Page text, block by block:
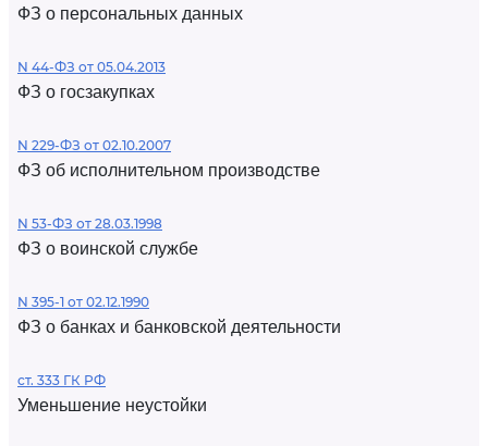
ФЗ о персональных данных
N 44-ФЗ от 05.04.2013
ФЗ о госзакупках
N 229-ФЗ от 02.10.2007
ФЗ об исполнительном производстве
N 53-ФЗ от 28.03.1998
ФЗ о воинской службе
N 395-1 от 02.12.1990
ФЗ о банках и банковской деятельности
ст. 333 ГК РФ
Уменьшение неустойки